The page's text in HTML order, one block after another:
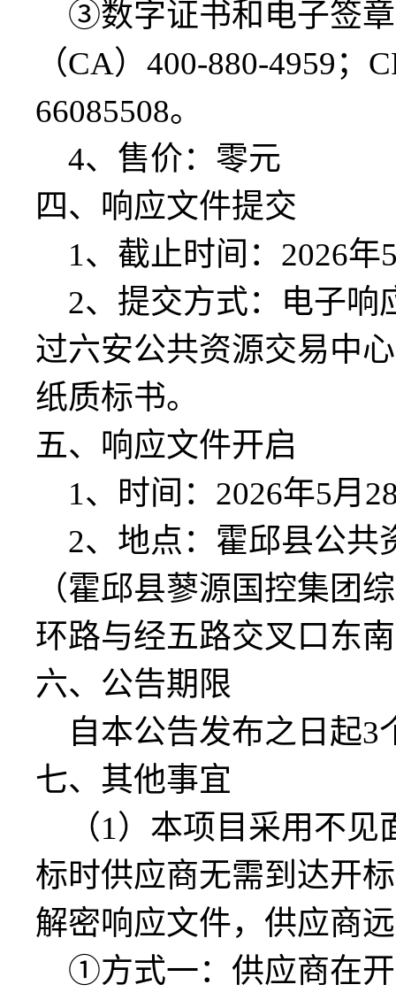
③数字证书和电子签
（CA）400-880-4959；
66085508。
4、售价：零元
四、 响应文件提交
1、截止时间： 2026年
2、提交方式：电子响
过六安公共资源交易中
纸质标书。
五、响应文件开启
1、时间： 2026年5月
2、地点：霍邱县公共
（霍邱县蓼源国控集团
环路与经五路交叉口东
六、 公告期限
自本公告发布之日起3
七、 其他事宜
（1） 本项目采用不见
标时供应商无需到达开
解密响应文件， 供应商
①方式一： 供应商在